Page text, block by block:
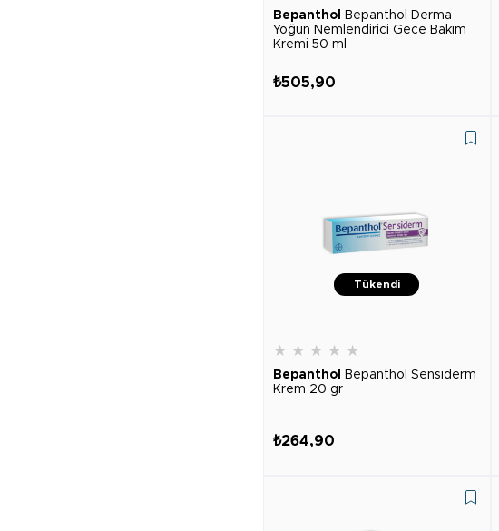
Bepanthol
Bepanthol Derma
Yoğun Nemlendirici Gece Bakım
Kremi 50 ml
₺505,90
Tükendi
★ ★ ★ ★ ★
Bepanthol
Bepanthol Sensiderm
Krem 20 gr
₺264,90